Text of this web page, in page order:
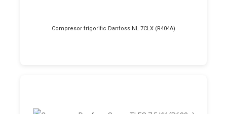
Compresor frigorific Danfoss NL 7CLX (R404A)